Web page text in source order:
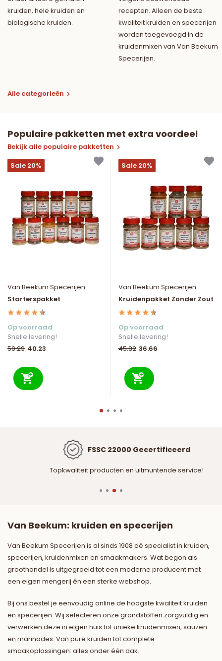
kruiden, hele kruiden en
biologische kruiden.
recepten. Alleen de beste
kwaliteit kruiden en specerijen
worden toegevoegd in de
kruidenmixen van Van Beekum
Specerijen.
Alle categorieën
Populaire pakketten met extra voordeel
Bekijk alle populaire pakketten
Sale 20%
Van Beekum Specerijen
Starterspakket
Op voorraad
Snelle levering!
50.29 40.23
Sale 20%
Van Beekum Specerijen
Kruidenpakket Zonder Zout
Op voorraad
Snelle levering!
45.82 36.66
FSSC 22000 Gecertificeerd
Topkwaliteit producten en uitmuntende service!
Van Beekum: kruiden en specerijen
Van Beekum Specerijen is al sinds 1908 dé specialist in kruiden,
specerijen, kruidenmixen en smaakmakers. Wat begon als
groothandel is uitgegroeid tot een moderne producent met
een eigen mengerij én een sterke webshop.
Bij ons bestel je eenvoudig online de hoogste kwaliteit kruiden
en specerijen. Wij selecteren onze grondstoffen zorgvuldig en
verwerken deze in eigen huis tot unieke kruidenmixen, sauzen
en marinades. Van pure kruiden tot complete
smaakoplossingen: alles onder één dak.